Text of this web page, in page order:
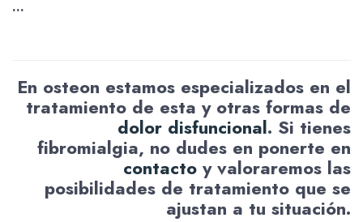
…
En osteon estamos especializados en el
tratamiento de esta y otras formas de
dolor disfuncional. Si tienes
fibromialgia, no dudes en ponerte en
contacto y valoraremos las
posibilidades de tratamiento que se
ajustan a tu situación.